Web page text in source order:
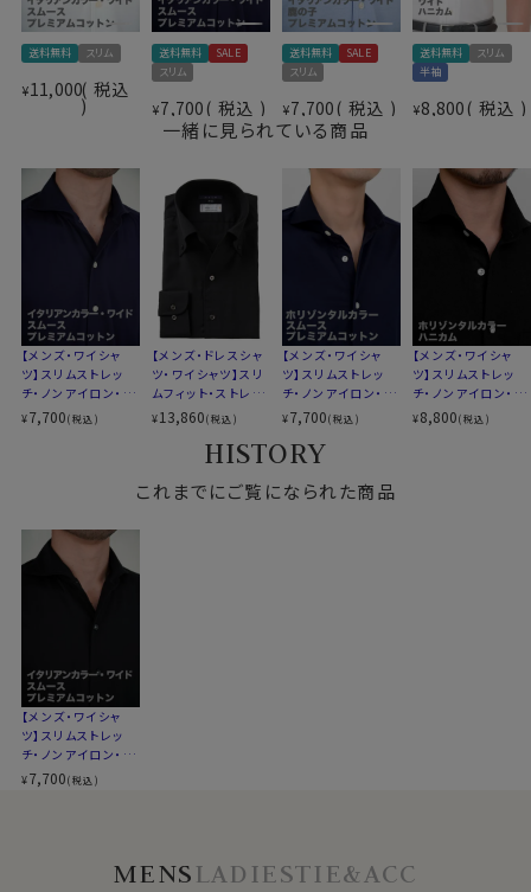
ややしっかりとした印象の肉厚で透け感が少なく、それで
いてソフト感・光沢感・伸縮性に優れたニット生地に仕上
がっています。
よく見るとワイシャツ仕様のニットシャツです。
見た目はワイシャツの定番生地ブロードのようで、表も裏
も凸凹感の無い非常に滑らかな肌触りの“スムース“で
す。
●ノーアイロンで、お手入れ楽
素材として形態安定性が抜群です。
洗濯終了後は、すぐに洗濯機から取り出してしわを伸ば
し、ハンガーにかけて干すだけ。
これでアイロンがけは、ほぼ必要ありません。
たたんでも折りじわがつきづらく、しわになりにくいため、
出張や旅行にもおすすめです。
ご家庭洗濯推奨（※必ず洗濯ネットを使用ください）
クリーニングはお控えください（洗濯コースによっては、
伸縮する場合があります）
●スリムフィット
ウエストを絞ったバックダーツ入りのスリムなスタイル。
伸縮性と柔らかな感触が、体にフィットして快適でスタイ
リッシュな着こなしができます。
ozieのラインナップでもっともスリムなシャツです。
裾をパンツイン＆アウトの両々で着用できるよう生産しま
仕様表
綿100％（80番手双糸）
プレミアムコットン＝スーピマ綿
icotoni di Albini＝アルビニアイコットー二
社紡績
スムース（32G)
イタリアンカラー（ワンピースカラー）
ワイドカラー
第一ボタンあり
キーパーなし
前立て
裏前立て
後身頃
バックダーツ入り細身
ポケットポケットなし
コンバーチブルカフス
衿高
後3.8cm
サイズJ
S-37・M-39･L-41･LL-43･3L-45･4L-47cm
トールサイズ M-88・L-90・LL-90cm
全９サイズ
スリムフィット 細身
▼スポット商品につき再入荷はございませんのでご了承
ください
送料無料 スリム
¥11,000 税込
送料無料
SALE
スリム
¥7,700 税込
送料無料
SALE
スリム
¥7,700 税込
送料無料
スリム
半袖
¥8,800 税込
一緒に見られている商品
【メンズ・ワイシャ
ツ】スリムストレッ
チ・ノンアイロン・プ
レミアムコットン・ニ
ット・イタリアンカラ
¥7,700(税込)
【メンズ・ドレスシャ
ツ・ワイシャツ】スリ
ムフィット・ストレッ
チ・メリノウール・イ
タリア製生地・イー
ジーケア・イタリア
ンカラー・ボタンダ
ウン・第一ボタンあ
り・ポケット無し・SA
¥13,860(税込)
【メンズ・ワイシャ
ツ】スリムストレッ
チ・ノンアイロン・プ
レミアムコットン・ニ
ット・ホリゾンタルカ
ラー・ポケット無し・
SALE
¥7,700(税込)
【メンズ・ワイシャ
ツ】スリムストレッ
チ・ノンアイロン・ド
ライ・ニット・ホリゾ
ンタルカラー・カッタ
¥8,800(税込)
HISTORY
これまでにご覧になられた商品
【メンズ・ワイシャ
ツ】スリムストレッ
チ・ノンアイロン・プ
レミアムコットン・ニ
ット・イタリアンカラ
¥7,700(税込)
MENSLADIESTIE&ACC